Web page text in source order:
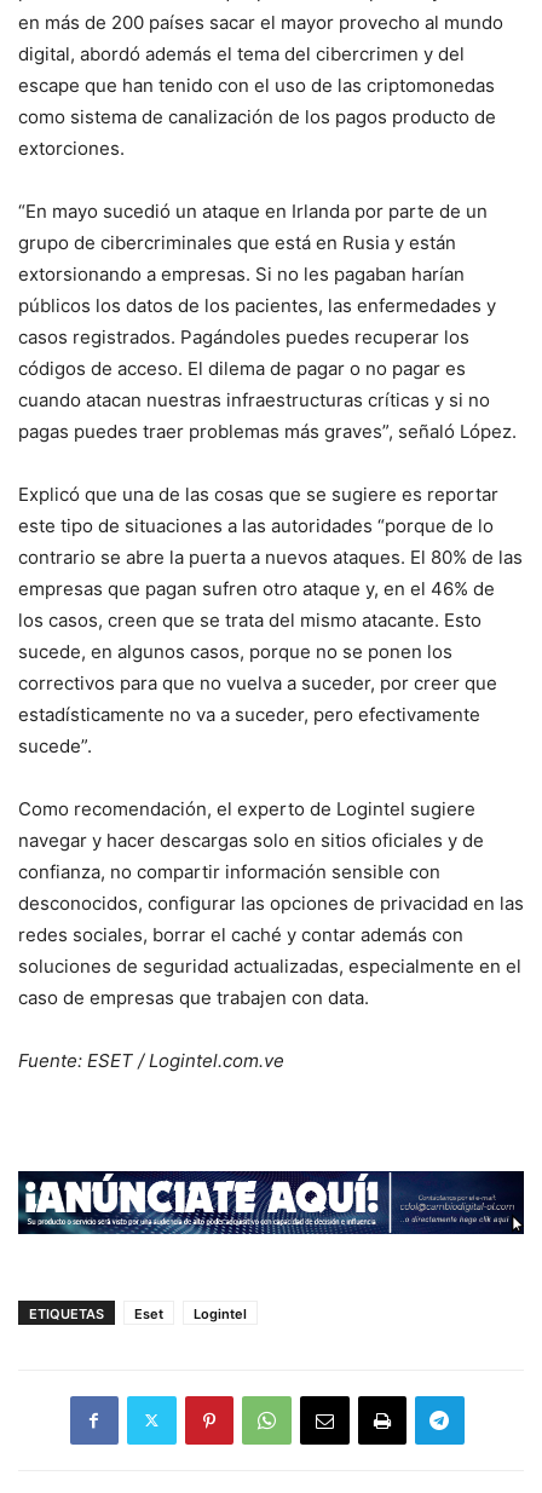
en más de 200 países sacar el mayor provecho al mundo
digital, abordó además el tema del cibercrimen y del
escape que han tenido con el uso de las criptomonedas
como sistema de canalización de los pagos producto de
extorciones.
“En mayo sucedió un ataque en Irlanda por parte de un
grupo de cibercriminales que está en Rusia y están
extorsionando a empresas. Si no les pagaban harían
públicos los datos de los pacientes, las enfermedades y
casos registrados. Pagándoles puedes recuperar los
códigos de acceso. El dilema de pagar o no pagar es
cuando atacan nuestras infraestructuras críticas y si no
pagas puedes traer problemas más graves”, señaló López.
Explicó que una de las cosas que se sugiere es reportar
este tipo de situaciones a las autoridades “porque de lo
contrario se abre la puerta a nuevos ataques. El 80% de las
empresas que pagan sufren otro ataque y, en el 46% de
los casos, creen que se trata del mismo atacante. Esto
sucede, en algunos casos, porque no se ponen los
correctivos para que no vuelva a suceder, por creer que
estadísticamente no va a suceder, pero efectivamente
sucede”.
Como recomendación, el experto de Logintel sugiere
navegar y hacer descargas solo en sitios oficiales y de
confianza, no compartir información sensible con
desconocidos, configurar las opciones de privacidad en las
redes sociales, borrar el caché y contar además con
soluciones de seguridad actualizadas, especialmente en el
caso de empresas que trabajen con data.
Fuente: ESET / Logintel.com.ve
ETIQUETAS Eset Logintel